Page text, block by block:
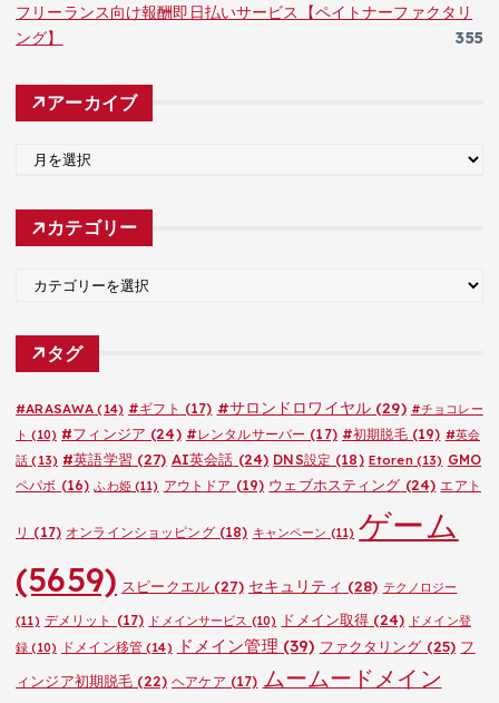
フリーランス向け報酬即日払いサービス【ペイトナーファクタリ
ング】
355
アーカイブ
カ
カテゴリー
ゴ
タグ
#ARASAWA (14) #ギフト (17) #サロンドロワイヤル(29) #チョコレー
ト (10) #フィンジア (24) #レンタルサーバー (17) #初期脱毛(19) #英会
話 (13) #英語学習 (27) AI英会話 (24) DNS設定 (18) Etoren(13) GMO
ペパボ (16) ふわ姫(11) アウトドア (19) ウェブホスティング (24) エアト
リ (17) オンラインショッピング(18) キャンペーン (11) ゲーム
(5659) スピークエル(27) セキュリティ (28) テクノロジー
(11) デメリット (17) ドメインサービス (10) ドメイン取得 (24) ドメイン登
録 (10) ドメイン移管(14) ドメイン管理 (39) ファクタリング (25) フ
ィンジア初期脱毛 (22) ヘアケア (17) ムームードメイン